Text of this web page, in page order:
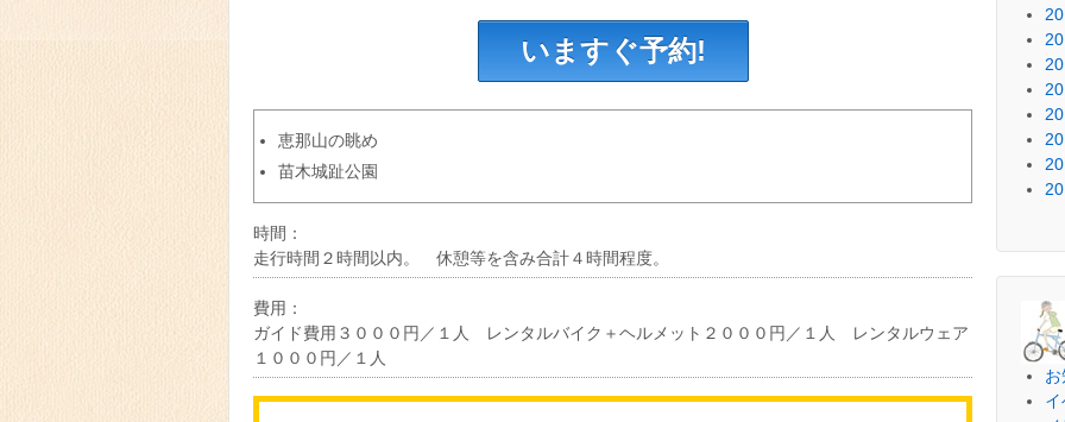
いますぐ予約!
恵那山の眺め
苗木城趾公園
時間：
走行時間２時間以内。 休憩等を含み合計４時間程度。
費用：
ガイド費用３０００円／１人 レンタルバイク＋ヘルメット２０００円／１人 レンタルウェア
１０００円／１人